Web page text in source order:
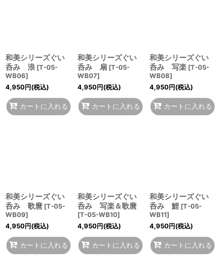
和美シリーズぐい
呑み 浪 [T-05-
WB06]
4,950円(税込)
カートに入れる
和美シリーズぐい
呑み 扇 [T-05-
WB07]
4,950円(税込)
カートに入れる
和美シリーズぐい
呑み 写楽 [T-05-
WB08]
4,950円(税込)
カートに入れる
和美シリーズぐい
呑み 歌麿 [T-05-
WB09]
4,950円(税込)
カートに入れる
和美シリーズぐい
呑み 写楽＆歌麿
[T-05-WB10]
4,950円(税込)
カートに入れる
和美シリーズぐい
呑み 鯉 [T-05-
WB11]
4,950円(税込)
カートに入れる